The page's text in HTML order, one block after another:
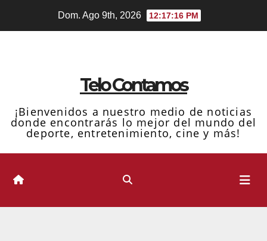
Dom. Ago 9th, 2026 12:17:17 PM
Telo Contamos
¡Bienvenidos a nuestro medio de noticias
donde encontrarás lo mejor del mundo del
deporte, entretenimiento, cine y más!